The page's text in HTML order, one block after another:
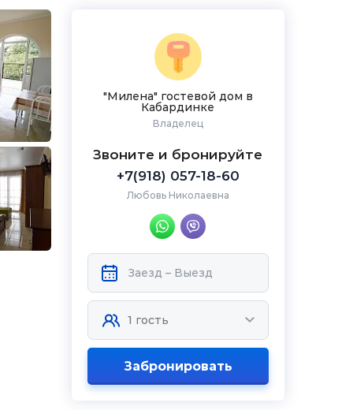
"Милена" гостевой дом в
Кабардинке
Владелец
Звоните и бронируйте
+7(918) 057-18-60
Любовь Николаевна
Забронировать